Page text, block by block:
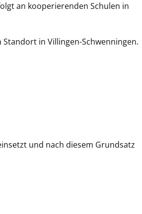
an kooperierenden Schulen in
in Villingen-Schwenningen.
und nach diesem Grundsatz